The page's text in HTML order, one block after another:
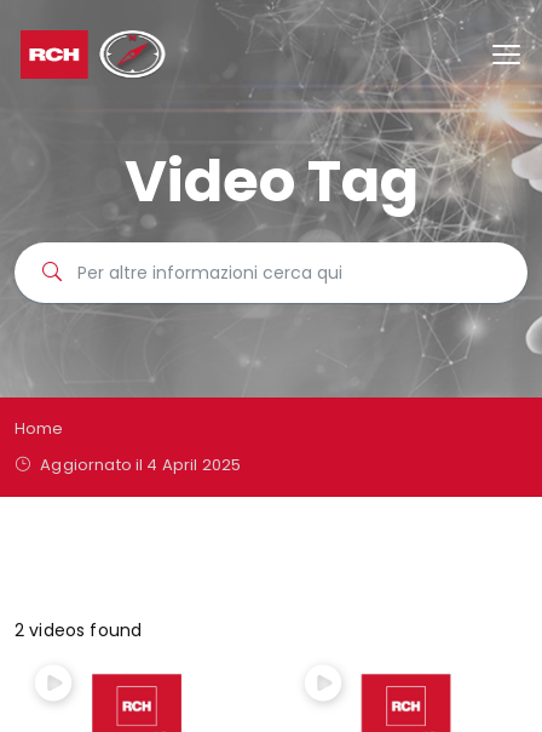
Video Tag
Home
Aggiornato il 4 April 2025
2 videos found